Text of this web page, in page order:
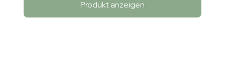
Produkt anzeigen